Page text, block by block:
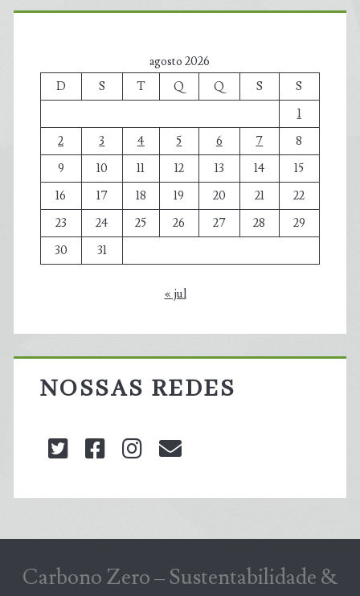
agosto 2026
D
S T Q Q S
S
1
2
3 4 5 6 7
8
9
10 11 12 13 14
15
16
17 18 19 20 21
22
23
24 25 26 27 28
29
30
31
« jul
NOSSAS REDES
twitterfacebookinstagram
Carbono Zero – Sustentabilidade &